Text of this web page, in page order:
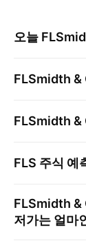
오늘
FLSmidth &
FLSmidth &
FLS 주식 예
FLSmidth &
저가는 얼마